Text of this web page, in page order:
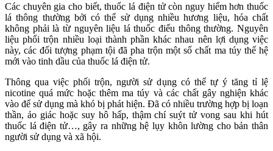
Các chuyên gia cho biết, thuốc lá điện tử còn nguy hiểm hơn thuốc
lá thông thường bởi có thể sử dụng nhiều hương liệu, hóa chất
không phải là từ nguyên liệu lá thuốc điếu thông thường. Nguyên
liệu phối trộn nhiều loại thành phần khác nhau nên lợi dụng việc
này, các đối tượng phạm tội đã pha trộn một số chất ma túy thế hệ
mới vào tinh dầu của thuốc lá điện tử.
Thông qua việc phối trộn, người sử dụng có thể tự ý tăng tỉ lệ
nicotine quá mức hoặc thêm ma túy và các chất gây nghiện khác
vào để sử dụng mà khó bị phát hiện. Đã có nhiều trường hợp bị loạn
thần, ảo giác hoặc suy hô hấp, thậm chí suýt tử vong sau khi hút
thuốc lá điện tử…, gây ra những hệ lụy khôn lường cho bản thân
người sử dụng và xã hội.